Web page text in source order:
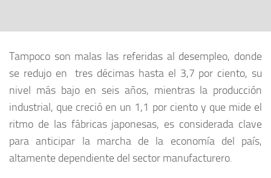
Tampoco son malas las referidas al desempleo, donde
se redujo en tres décimas hasta el 3,7 por ciento, su
nivel más bajo en seis años, mientras la producción
industrial, que creció en un 1,1 por ciento y que mide el
ritmo de las fábricas japonesas, es considerada clave
para anticipar la marcha de la economía del país,
altamente dependiente del sector manufacturero.